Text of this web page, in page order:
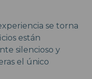
se torna
están
silencioso y
el único